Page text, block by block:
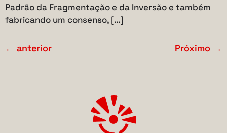
Padrão da Fragmentação e da Inversão e também
fabricando um consenso, […]
← anterior Próximo →